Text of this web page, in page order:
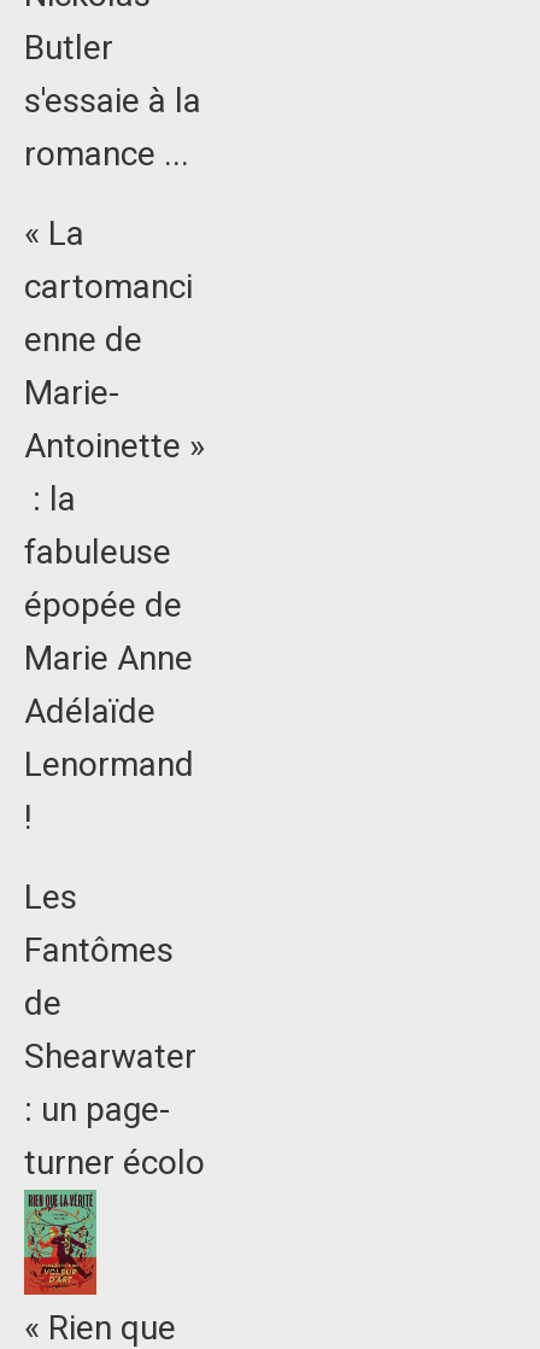
Butler
s'essaie à la
romance ...
« La
cartomanci
enne de
Marie-
Antoinette »
: la
fabuleuse
épopée de
Marie Anne
Adélaïde
Lenormand
!
Les
Fantômes
de
Shearwater
: un page-
turner écolo
« Rien que